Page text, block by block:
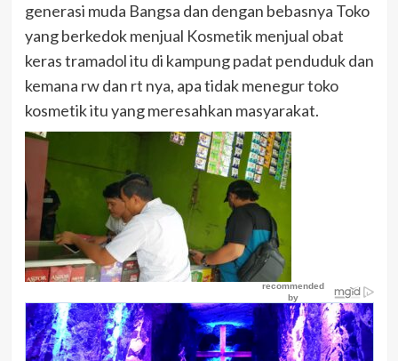
generasi muda Bangsa dan dengan bebasnya Toko
yang berkedok menjual Kosmetik menjual obat
keras tramadol itu di kampung padat penduduk dan
kemana rw dan rt nya, apa tidak menegur toko
kosmetik itu yang meresahkan masyarakat.